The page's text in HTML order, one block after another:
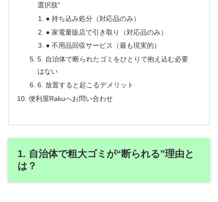
選択肢”
● 持ち込み処分（対応品のみ）
● 家電量販店で引き取り（対応品のみ）
● 不用品回収サービス（最も現実的）
5. 自治体で断られたゴミをひとりで抱え込む必要
はない
6. 放置すると起こるデメリット
便利屋Rakuへお問い合わせ
1. 自治体で粗大ゴミが“断られる”理由と
は？